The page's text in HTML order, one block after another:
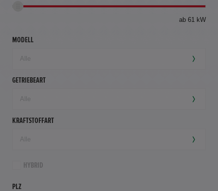
ab 61 kW
MODELL
GETRIEBEART
KRAFTSTOFFART
HYBRID
PLZ